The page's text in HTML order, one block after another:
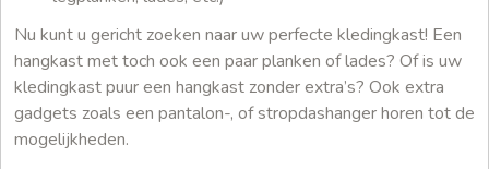
Nu kunt u gericht zoeken naar uw perfecte kledingkast! Een
hangkast met toch ook een paar planken of lades? Of is uw
kledingkast puur een hangkast zonder extra’s? Ook extra
gadgets zoals een pantalon-, of stropdashanger horen tot de
mogelijkheden.